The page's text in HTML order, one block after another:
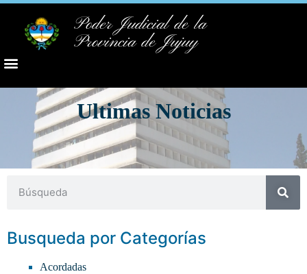
Poder Judicial de la
Provincia de Jujuy
Ultimas Noticias
Busqueda por Categorías
Acordadas